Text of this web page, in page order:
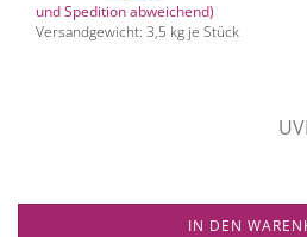
und Spedition abweichend)
Versandgewicht: 3,5 kg je Stück
IN DEN